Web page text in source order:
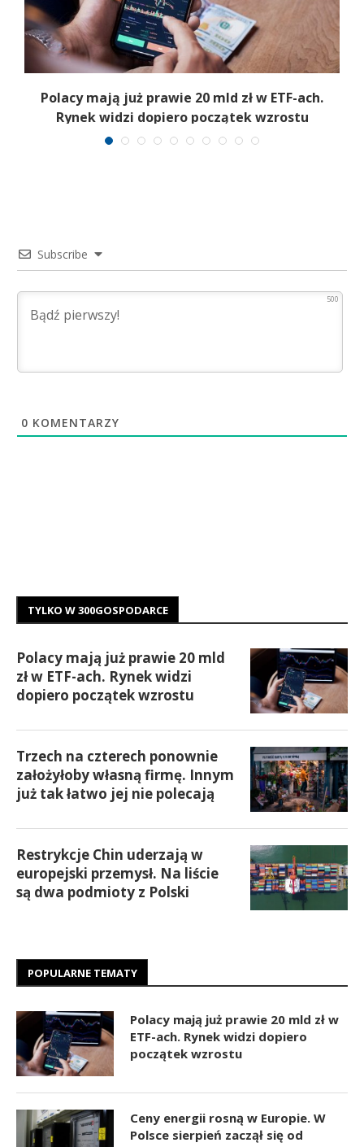
Polacy mają już prawie 20 mld zł w ETF-ach.
Rynek widzi dopiero początek wzrostu
Subscribe
500
0 KOMENTARZY
TYLKO W 300GOSPODARCE
Polacy mają już prawie 20 mld
zł w ETF-ach. Rynek widzi
dopiero początek wzrostu
Trzech na czterech ponownie
założyłoby własną firmę. Innym
już tak łatwo jej nie polecają
Restrykcje Chin uderzają w
europejski przemysł. Na liście
są dwa podmioty z Polski
POPULARNE TEMATY
Polacy mają już prawie 20 mld zł w
ETF-ach. Rynek widzi dopiero
początek wzrostu
Ceny energii rosną w Europie. W
Polsce sierpień zaczął się od